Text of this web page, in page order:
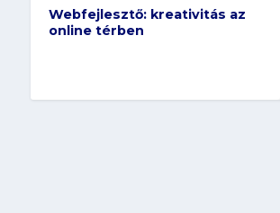
Webfejlesztő: kreativitás az
online térben